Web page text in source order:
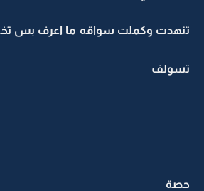
تنهدت وكملت سواقه ما اعرف بس
تسولف
حصة